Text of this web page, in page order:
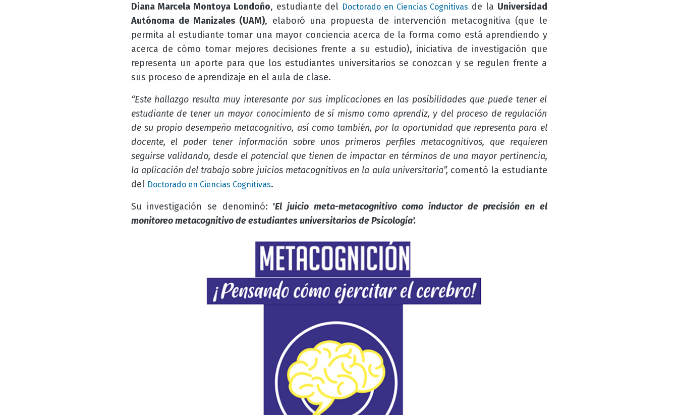
Diana Marcela Montoya Londoño, estudiante del Doctorado en Ciencias Cognitivas de la Universidad
Autónoma de Manizales (UAM), elaboró una propuesta de intervención metacognitiva (que le
permita al estudiante tomar una mayor conciencia acerca de la forma como está aprendiendo y
acerca de cómo tomar mejores decisiones frente a su estudio), iniciativa de investigación que
representa un aporte para que los estudiantes universitarios se conozcan y se regulen frente a
sus proceso de aprendizaje en el aula de clase.
“Este hallazgo resulta muy interesante por sus implicaciones en las posibilidades que puede tener el
estudiante de tener un mayor conocimiento de sí mismo como aprendiz, y del proceso de regulación
de su propio desempeño metacognitivo, así como también, por la oportunidad que representa para el
docente, el poder tener información sobre unos primeros perfiles metacognitivos, que requieren
seguirse validando, desde el potencial que tienen de impactar en términos de una mayor pertinencia,
la aplicación del trabajo sobre juicios metacognitivos en la aula universitaria”, comentó la estudiante
del Doctorado en Ciencias Cognitivas.
Su investigación se denominó: 'El juicio meta-metacognitivo como inductor de precisión en el
monitoreo metacognitivo de estudiantes universitarios de Psicología'.